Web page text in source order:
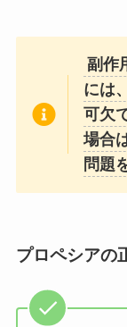
副作
には
可欠
場合
問題
プロペシアの